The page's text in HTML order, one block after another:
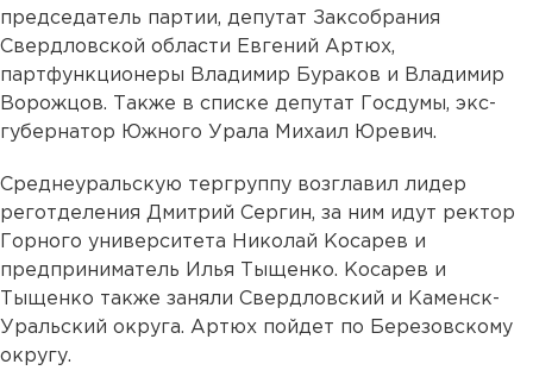
председатель партии, депутат Заксобрания
Свердловской области Евгений Артюх,
партфункционеры Владимир Бураков и Владимир
Ворожцов. Также в списке депутат Госдумы, экс-
губернатор Южного Урала Михаил Юревич.
Среднеуральскую тергруппу возглавил лидер
реготделения Дмитрий Сергин, за ним идут ректор
Горного университета Николай Косарев и
предприниматель Илья Тыщенко. Косарев и
Тыщенко также заняли Свердловский и Каменск-
Уральский округа. Артюх пойдет по Березовскому
округу.